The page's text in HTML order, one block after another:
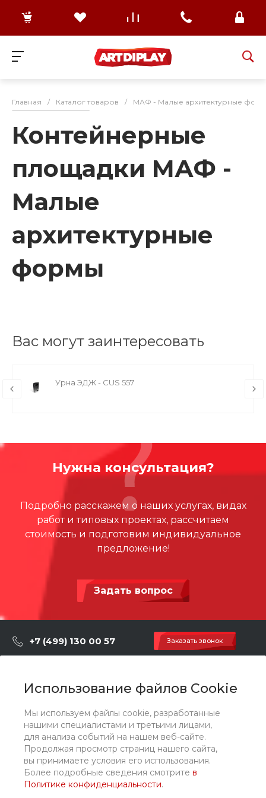
Использование файлов Cookie
Мы используем файлы cookie, разработанные
нашими специалистами и третьими лицами,
для анализа событий на нашем веб-сайте.
Продолжая просмотр страниц нашего сайта,
вы принимаете условия его использования.
Более подробные сведения смотрите в
Политике конфиденциальности.
Главная / Каталог товаров / МАФ - Малые архитектурные
Контейнерные
площадки МАФ -
Малые
архитектурные
формы
Вас могут заинтересовать
Урна ЭДЖ - CUS 557
Нужна консультация?
Подробно расскажем о наших услугах, видах
работ и типовых проектах, рассчитаем
стоимость и подготовим индивидуальное
предложение!
Задать вопрос
+7 (499) 130 00 57 Заказать звонок
г. Москва, Марксистская 3 стр.2
О компании
Каталог
Услуги